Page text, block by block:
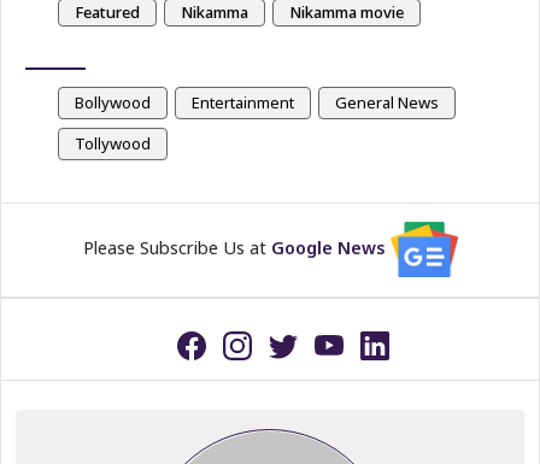
Featured Nikamma Nikamma movie
Bollywood Entertainment
General News
Tollywood
Please Subscribe Us at Google News